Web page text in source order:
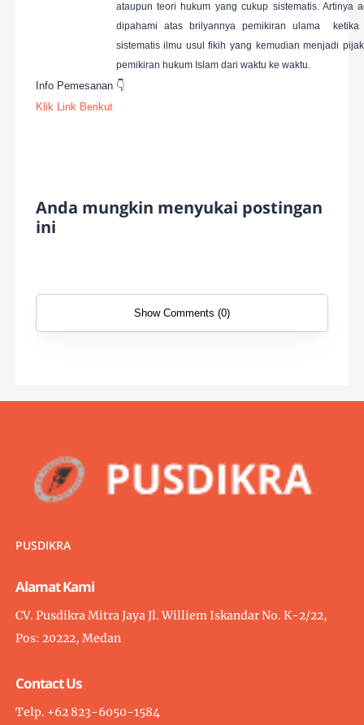
ataupun teori hukum yang cukup sistematis.
dipahami atas brilyannya pemikiran ulama
sistematis ilmu usul fikih yang kemudian menjadi
pemikiran hukum Islam dari waktu ke waktu.
Info Pemesanan 👇
Klik Link Berikut
Anda mungkin menyukai postingan
ini
Show Comments (0)
PUSDIKRA
Alamat Kami
CV. Pusdikra Mitra Jaya Jl. Williem Iskandar No. K-2/22,
Pos: 20222, Medan
Contact Us
Telp. +62 823-6050-1584